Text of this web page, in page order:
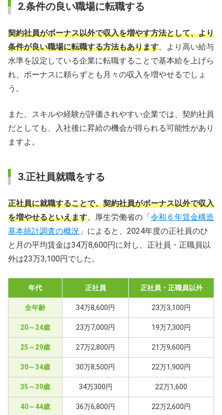
2.条件の良い職場に転職する
契約社員がボーナス以外で収入を増やす方法として、より
条件が良い職場に転職する方法もあります。より高い給与
水準を設定している企業に転職することで基本給を上げら
れ、ボーナスに頼らずとも月々の収入を増やせるでしょ
う。
また、スキルや経験が評価されやすい企業では、契約社員
だとしても、入社後に昇給の機会が得られる可能性があり
ますよ。
3.正社員就職をする
正社員に就職することで、契約社員がボーナス以外で収入
を増やせるといえます。厚生労働省の「 令和６年賃金構造
基本統計調査の概況 」によると、2024年度の正社員のひ
と月の平均賃金は34万8,600円に対し、正社員・正職員以
外は23万3,100円でした。
年代 正社員 正社員・正職員以外
全年齢 34万8,600円 23万3,100円
20～24歳 23万7,000円 19万7,300円
25～29歳 27万2,800円 21万9,600円
30～34歳 30万8,500円 22万1,900円
35～39歳 34万300円 22万1,600
40～44歳 36万6,800円 22万2,600円